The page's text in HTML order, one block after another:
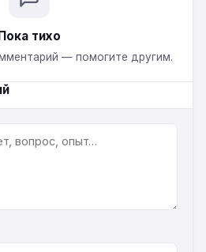
тихо
— помогите другим.